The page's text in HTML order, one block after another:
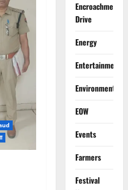
Encroachment
Drive
Energy
Entertainment
Environment
EOW
Events
Farmers
Festival